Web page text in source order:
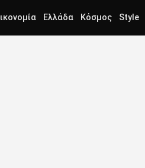
Ελλάδα Κόσμος Style